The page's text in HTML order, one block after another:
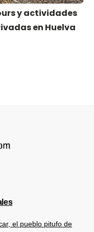
y actividades
en Huelva
el pueblo pitufo de